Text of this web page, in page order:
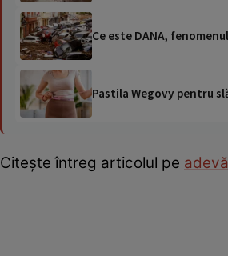
Ce este DANA,
Pastila Wegovy pentru
Citește întreg articolul pe